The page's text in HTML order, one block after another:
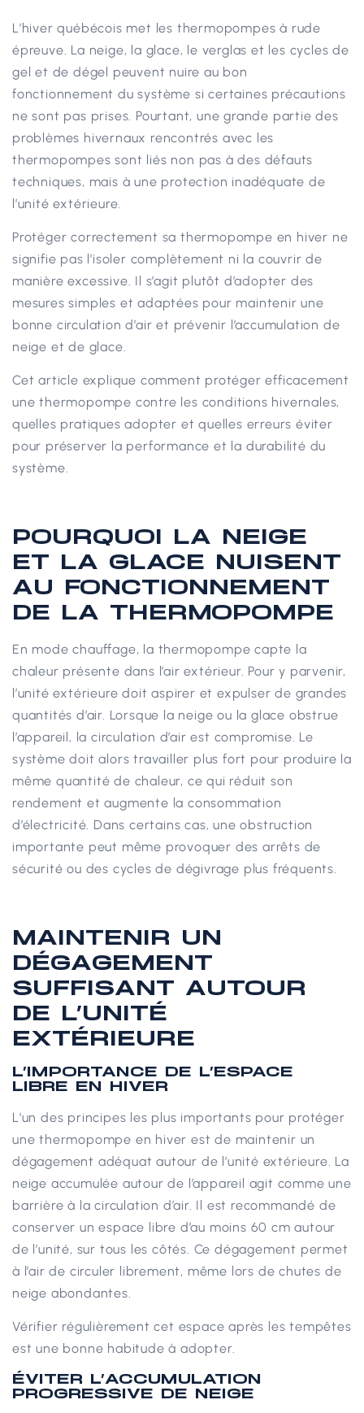
L’hiver québécois met les thermopompes à rude
épreuve. La neige, la glace, le verglas et les cycles de
gel et de dégel peuvent nuire au bon
fonctionnement du système si certaines précautions
ne sont pas prises. Pourtant, une grande partie des
problèmes hivernaux rencontrés avec les
thermopompes sont liés non pas à des défauts
techniques, mais à une protection inadéquate de
l’unité extérieure.
Protéger correctement sa thermopompe en hiver ne
signifie pas l’isoler complètement ni la couvrir de
manière excessive. Il s’agit plutôt d’adopter des
mesures simples et adaptées pour maintenir une
bonne circulation d’air et prévenir l’accumulation de
neige et de glace.
Cet article explique comment protéger efficacement
une thermopompe contre les conditions hivernales,
quelles pratiques adopter et quelles erreurs éviter
pour préserver la performance et la durabilité du
système.
POURQUOI LA NEIGE
ET LA GLACE NUISENT
AU FONCTIONNEMENT
DE LA THERMOPOMPE
En mode chauffage, la thermopompe capte la
chaleur présente dans l’air extérieur. Pour y parvenir,
l’unité extérieure doit aspirer et expulser de grandes
quantités d’air. Lorsque la neige ou la glace obstrue
l’appareil, la circulation d’air est compromise. Le
système doit alors travailler plus fort pour produire la
même quantité de chaleur, ce qui réduit son
rendement et augmente la consommation
d’électricité. Dans certains cas, une obstruction
importante peut même provoquer des arrêts de
sécurité ou des cycles de dégivrage plus fréquents.
MAINTENIR UN
DÉGAGEMENT
SUFFISANT AUTOUR
DE L’UNITÉ
EXTÉRIEURE
L’IMPORTANCE DE L’ESPACE
LIBRE EN HIVER
L’un des principes les plus importants pour protéger
une thermopompe en hiver est de maintenir un
dégagement adéquat autour de l’unité extérieure. La
neige accumulée autour de l’appareil agit comme une
barrière à la circulation d’air. Il est recommandé de
conserver un espace libre d’au moins 60 cm autour
de l’unité, sur tous les côtés. Ce dégagement permet
à l’air de circuler librement, même lors de chutes de
neige abondantes.
Vérifier régulièrement cet espace après les tempêtes
est une bonne habitude à adopter.
ÉVITER L’ACCUMULATION
PROGRESSIVE DE NEIGE